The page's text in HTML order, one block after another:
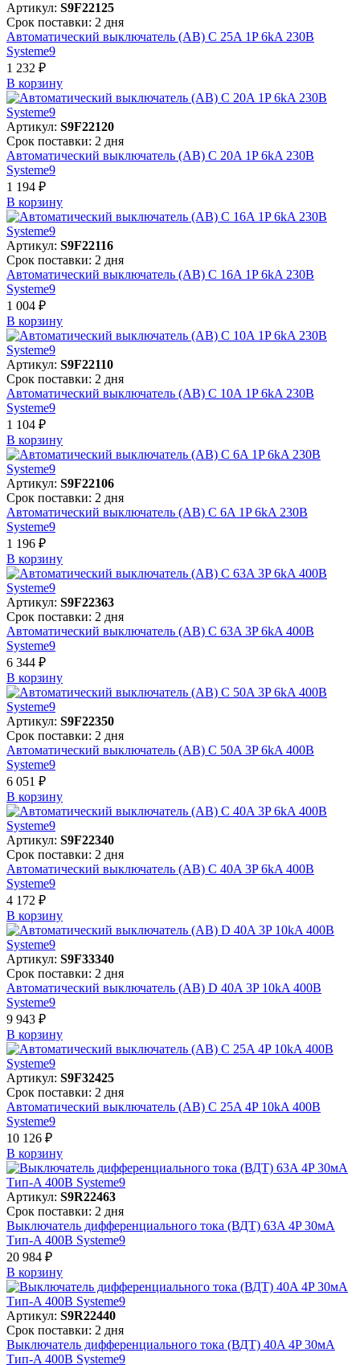
Артикул: S9F22125
Срок поставки: 2 дня
Автоматический выключатель (АВ) C 25A 1P 6kA 230В
Systeme9
1 232 ₽
В корзинy
Артикул: S9F22120
Срок поставки: 2 дня
Автоматический выключатель (АВ) C 20A 1P 6kA 230В
Systeme9
1 194 ₽
В корзинy
Артикул: S9F22116
Срок поставки: 2 дня
Автоматический выключатель (АВ) C 16A 1P 6kA 230В
Systeme9
1 004 ₽
В корзинy
Артикул: S9F22110
Срок поставки: 2 дня
Автоматический выключатель (АВ) C 10A 1P 6kA 230В
Systeme9
1 104 ₽
В корзинy
Артикул: S9F22106
Срок поставки: 2 дня
Автоматический выключатель (АВ) C 6A 1P 6kA 230В
Systeme9
1 196 ₽
В корзинy
Артикул: S9F22363
Срок поставки: 2 дня
Автоматический выключатель (АВ) C 63A 3P 6kA 400В
Systeme9
6 344 ₽
В корзинy
Артикул: S9F22350
Срок поставки: 2 дня
Автоматический выключатель (АВ) C 50A 3P 6kA 400В
Systeme9
6 051 ₽
В корзинy
Артикул: S9F22340
Срок поставки: 2 дня
Автоматический выключатель (АВ) C 40A 3P 6kA 400В
Systeme9
4 172 ₽
В корзинy
Артикул: S9F33340
Срок поставки: 2 дня
Автоматический выключатель (АВ) D 40A 3P 10kA 400В
Systeme9
9 943 ₽
В корзинy
Артикул: S9F32425
Срок поставки: 2 дня
Автоматический выключатель (АВ) C 25A 4P 10kA 400В
Systeme9
10 126 ₽
В корзинy
Артикул: S9R22463
Срок поставки: 2 дня
Выключатель дифференциального тока (ВДТ) 63A 4P 30мА
Тип-A 400В Systeme9
20 984 ₽
В корзинy
Артикул: S9R22440
Срок поставки: 2 дня
Выключатель дифференциального тока (ВДТ) 40A 4P 30мА
Тип-A 400В Systeme9